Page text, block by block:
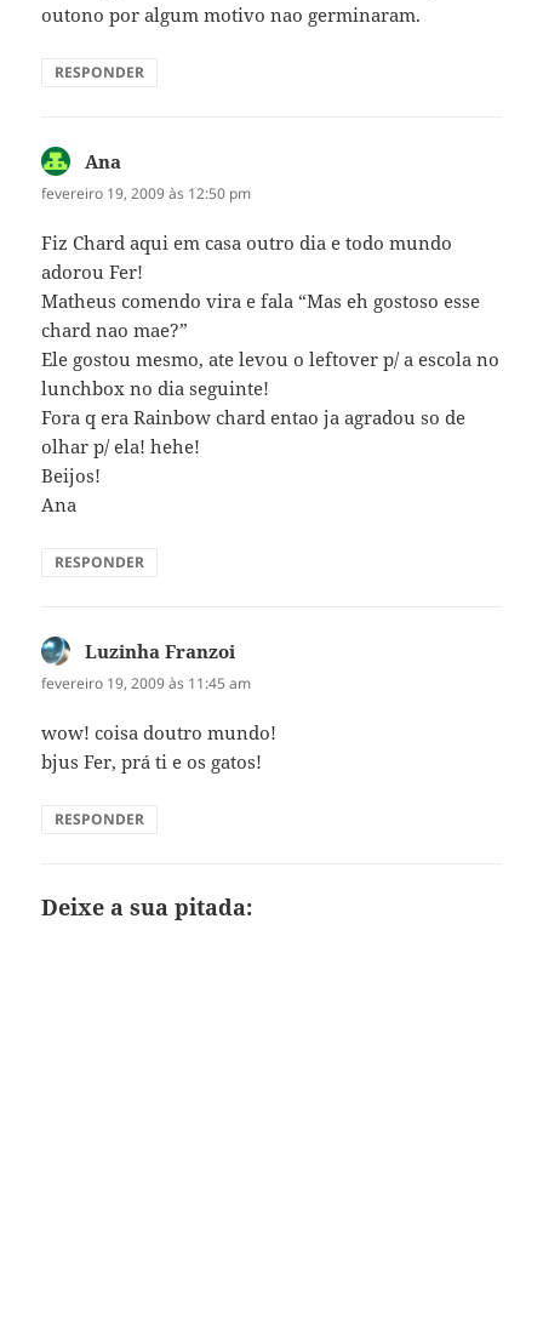
outono por algum motivo nao germinaram.
RESPONDER
Ana
fevereiro 19, 2009 às 12:50 pm
Fiz Chard aqui em casa outro dia e todo mundo
adorou Fer!
Matheus comendo vira e fala “Mas eh gostoso esse
chard nao mae?”
Ele gostou mesmo, ate levou o leftover p/ a escola no
lunchbox no dia seguinte!
Fora q era Rainbow chard entao ja agradou so de
olhar p/ ela! hehe!
Beijos!
Ana
RESPONDER
Luzinha Franzoi
fevereiro 19, 2009 às 11:45 am
wow! coisa doutro mundo!
bjus Fer, prá ti e os gatos!
RESPONDER
Deixe a sua pitada: